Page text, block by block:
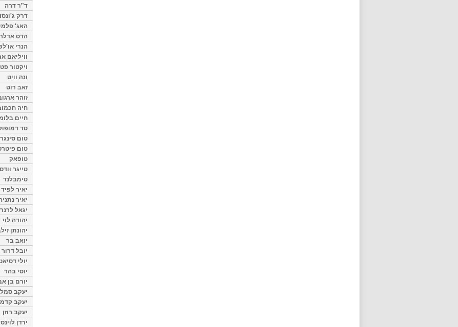
ד"ר דרה
דרק
האג'
הדס אדלר
הנרי
וויליאם
ויקטור
ונה וויט
זאב רוט
זוהר
חיה
חיים
טד
טום סינגר
טום
טופאק
טייגר וודס
טימבלנד
יאיר לפיד
יאיר
יגאל לרנר
יהודה לוי
יהונתן
יואב בר
יובל דרור
יולי
יוסי בהר
יורם בן
יעקב
יעקב
יעקב רוזן
ירדן